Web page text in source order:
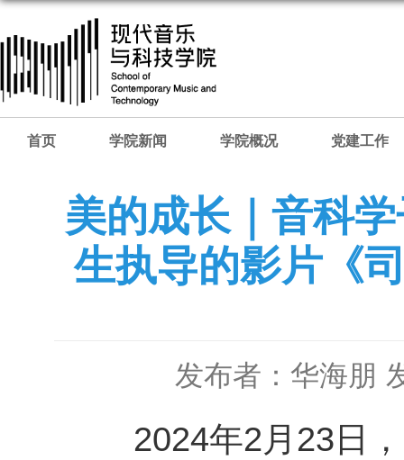
首页 学院新闻 学院概况 党建工作
美的成⻓｜⾳科
⽣执导的影⽚《
发布者：华海朋
2024年2月23日